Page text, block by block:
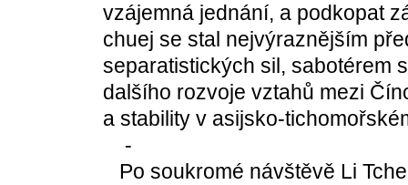
vzájemná jednání, a podkopat
chuej se stal nejvýraznějším
separatistických sil, sabotérem
dalšího rozvoje vztahů mezi
a stability v asijsko-
-
Po soukromé návštěvě Li